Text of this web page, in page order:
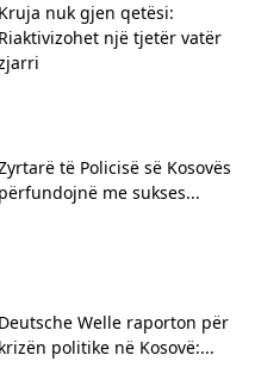
Kruja nuk gjen qetësi:
Riaktivizohet një tjetër vatër
të Policisë së Kosovës
përfundojnë me sukses...
Deutsche Welle raporton për
krizën politike në Kosovë:...